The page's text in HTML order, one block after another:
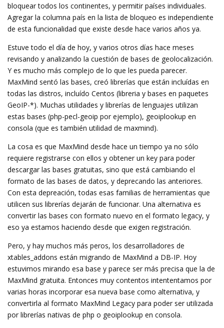
bloquear todos los continentes, y permitir países individuales.
Agregar la columna país en la lista de bloqueo es independiente
de esta funcionalidad que existe desde hace varios años ya.
Estuve todo el día de hoy, y varios otros días hace meses
revisando y analizando la cuestión de bases de geolocalización.
Y es mucho más complejo de lo que les pueda parecer.
MaxMind sentó las bases, creó librerías que están incluídas en
todas las distros, incluído Centos (libreria y bases en paquetes
GeoIP-*). Muchas utilidades y librerías de lenguajes utilizan
estas bases (php-pecl-geoip por ejemplo), geoiplookup en
consola (que es también utilidad de maxmind).
La cosa es que MaxMind desde hace un tiempo ya no sólo
requiere registrarse con ellos y obtener un key para poder
descargar las bases gratuitas, sino que está cambiando el
formato de las bases de datos, y deprecando las anteriores.
Con esta depreación, todas esas familias de herramientas que
utilicen sus librerías dejarán de funcionar. Una alternativa es
convertir las bases con formato nuevo en el formato legacy, y
eso ya estamos haciendo desde que exigen registración.
Pero, y hay muchos más peros, los desarrolladores de
xtables_addons están migrando de MaxMind a DB-IP. Hoy
estuvimos mirando esa base y parece ser más precisa que la de
MaxMind gratuita. Entonces muy contentos intententamos por
varias horas incorporar esa nueva base como alternativa, y
convertirla al formato MaxMind Legacy para poder ser utilizada
por librerías nativas de php o geoiplookup en consola.